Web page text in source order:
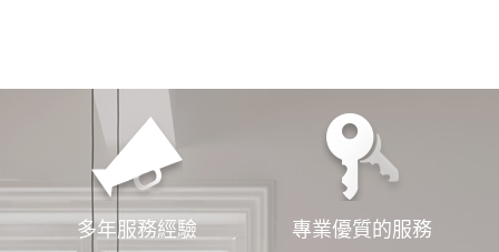
多年服務經驗 專業優質的服務